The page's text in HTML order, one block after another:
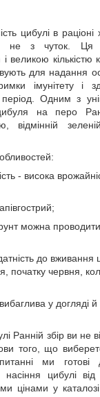
цибулі в
з чуток. Ця
великою кількістю
для надання
імунітету і
Одним з
на перо
відмінній
- висока
можна проводити
до вживання
початку червня,
у догляді
Ранній збір ви не
того, що
ми готові
насіння цибулі
цінами у